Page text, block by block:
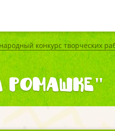
конкурс творческих
ромашке"